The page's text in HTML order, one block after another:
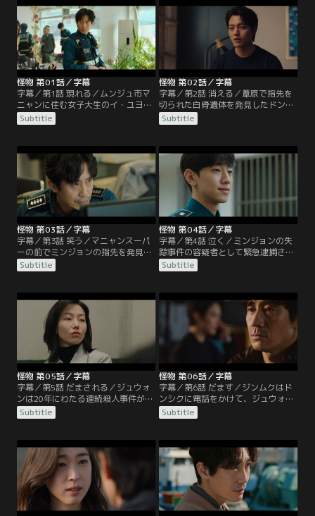
怪物 第01話／字幕
字幕／第1話 現れる／ムンジュ市マ
ニャンに住む女子大生のイ・ユヨン
が、自宅の庭に指の第一関節だけ残
して失踪するという事件が発生。そ
る。ユヨンの双子の兄であるドンシ
クは警官になり、マニャン派出所に
勤務している。そこにエリートのハ
ン・ジュウォン警部補が異動してく
る。
Subtitle
怪物 第02話／字幕
字幕／第2話 消える／葦原で指先を
切られた白骨遺体を発見したドンシ
クとジュウォンは取り調べを受け
る。遺体の身元を知っている様子の
が答えようとしない。そしてジュウ
ォンは20年前の事件を調べ始め、ユ
ヨンとパン・ジュソンの事件の調書
がなくなっていることに気付く。
Subtitle
怪物 第03話／字幕
字幕／第3話 笑う／マニャンスーパ
ーの前でミンジョンの指先を発見し
たドンシクとジュウォンは、ムンジ
ュ署で参考人として聴取を受ける。
ンと親交のあったオ・ジファが捜査
を担当することに反発する。一方、
ミンジョンのにおいを追っていた警
察犬がシムジュ山で飛ばし携帯を発
見する。
Subtitle
怪物 第04話／字幕
字幕／第4話 泣く／ミンジョンの失
踪事件の容疑者として緊急逮捕され
たドンシク。家の地下室からミンジ
ョンの血痕が見つかったのだ。しか
場所で犯行が行われたと考えたジュ
ウォンは、ジェイの店を家宅捜索す
る。結局はミンジョンが失踪した
夜、ジョンジェがドンシクと一緒に
いたと証言したため釈放される。
Subtitle
怪物 第05話／字幕
字幕／第5話 だまされる／ジュウォ
ンは20年にわたる連続殺人事件が起
こっていると記者たちの前で主張す
るも、父親であるハン・ギファン次
定する。一方、カン・ジンムクはム
ンジュ市の再開発関連のイベントに
出席し、娘であるミンジョンの事件
のせいで再開発が中断することは望
んでいないと発言する。
Subtitle
怪物 第06話／字幕
字幕／第6話 だます／ジンムクはド
ンシクに電話をかけて、ジュウォン
の連絡先を教えてほしいと頼む。そ
れはミンジョンの事件の捜査を依頼
はジンムクの証言を録音する。その
後、ムンジュ警察署の防犯カメラ管
理室の入退室記録を手に入れたジュ
ウォンは、ナム・サンベ所長が書庫
と廊下の防犯カメラの映像を消した
ことに気付く。
Subtitle